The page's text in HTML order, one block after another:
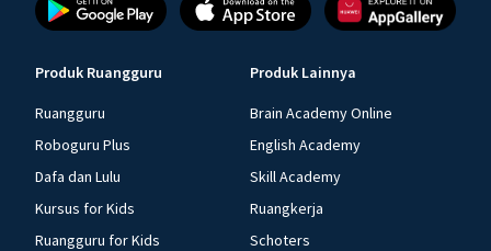
Produk Ruangguru
Ruangguru
Roboguru Plus
Dafa dan Lulu
Kursus for Kids
Ruangguru for Kids
Produk Lainnya
Brain Academy Online
English Academy
Skill Academy
Ruangkerja
Schoters